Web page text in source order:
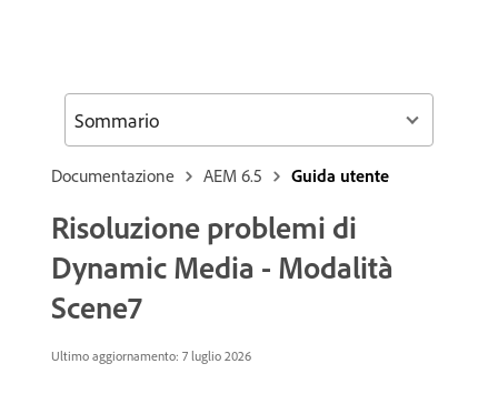
Documentazione AEM 6.5 Guida utente
Risoluzione problemi di
Dynamic Media - Modalità
Scene7
Ultimo aggiornamento: 7 luglio 2026
Sommario